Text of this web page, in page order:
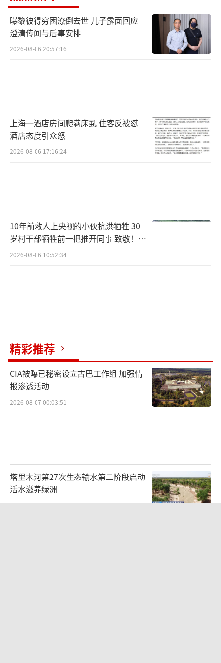
曝黎彼得穷困潦倒去世 儿子露面回应
澄清传闻与后事安排
2026-08-06 20:57:16
上海一酒店房间爬满床虱 住客反被怼
酒店态度引众怒
2026-08-06 17:16:24
10年前救人上央视的小伙抗洪牺牲 30
岁村干部牺牲前一把推开同事 致敬！送
别！
2026-08-06 10:52:34
精彩推荐
CIA被曝已秘密设立古巴工作组 加强情
报渗透活动
2026-08-07 00:03:51
塔里木河第27次生态输水第二阶段启动
活水滋养绿洲
2026-08-07 00:53:01